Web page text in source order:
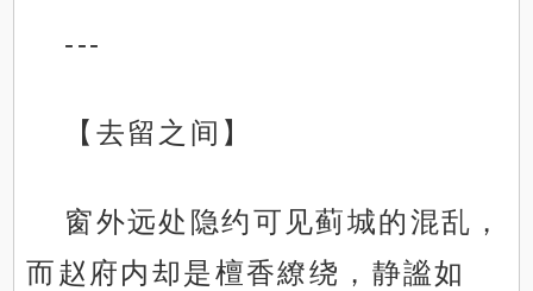
---
【去留之间】
窗外远处隐约可见蓟城的混乱，
而赵府内却是檀香繚绕，静謐如